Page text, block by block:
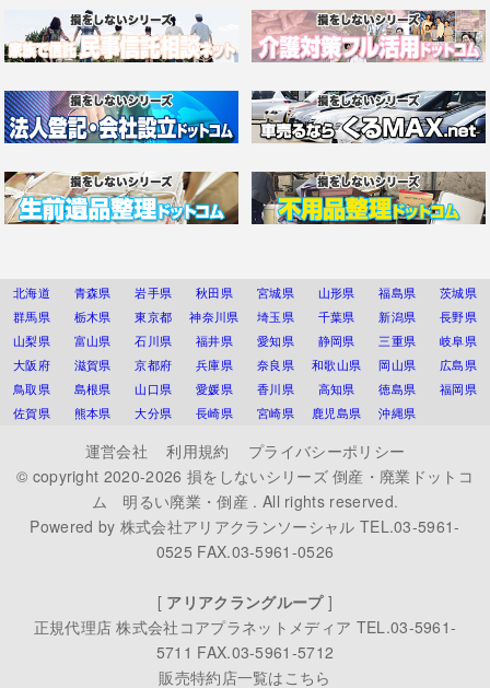
北海道 青森県 岩手県 秋田県 宮城県 山形県 福島県
茨城県
群馬県
栃木県 東京都 神奈川県 埼玉県 千葉県 新潟県
長野県
山梨県
富山県 石川県 福井県 愛知県 静岡県 三重県
岐阜県
大阪府
滋賀県 京都府 兵庫県 奈良県 和歌山県 岡山県
広島県
鳥取県
島根県 山口県 愛媛県 香川県 高知県 徳島県
福岡県
佐賀県
熊本県 大分県 長崎県 宮崎県 鹿児島県 沖縄県
運営会社 利用規約
プライバシーポリシー
© copyright 2020-2026 損をしないシリーズ 倒産・廃業ドットコ
ム 明るい廃業・倒産 . All rights reserved.
Powered by 株式会社アリアクランソーシャル TEL.03-5961-
0525 FAX.03-5961-0526
[ アリアクラングループ]
正規代理店株式会社コアプラネットメディア TEL.03-5961-
5711 FAX.03-5961-5712
販売特約店一覧はこちら